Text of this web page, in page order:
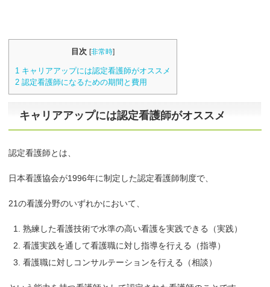
目次 [非常時]
1 キャリアアップには認定看護師がオススメ
2 認定看護師になるための期間と費用
キャリアアップには認定看護師がオススメ
認定看護師とは、
日本看護協会が1996年に制定した認定看護師制度で、
21の看護分野のいずれかにおいて、
熟練した看護技術で水準の高い看護を実践できる（実践）
看護実践を通して看護職に対し指導を行える（指導）
看護職に対しコンサルテーションを行える（相談）